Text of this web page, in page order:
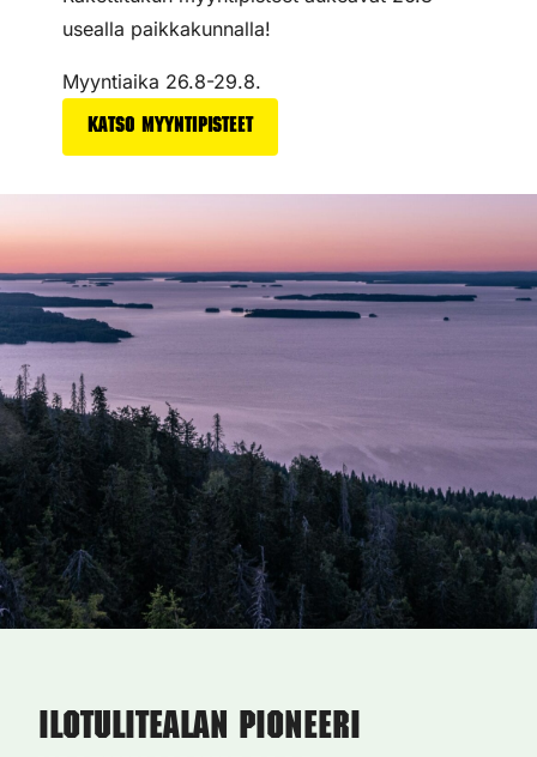
usealla paikkakunnalla!
Myyntiaika 26.8-29.8.
Katso myyntipisteet
Ilotulitealan pioneeri